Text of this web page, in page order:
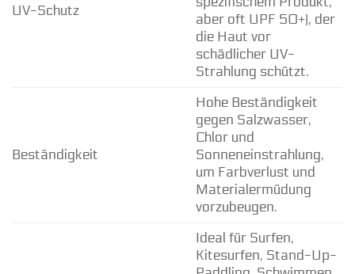
UV-Schutz
aber oft UPF 50+), der
die Haut vor
schädlicher UV-
Strahlung schützt.
Beständigkeit
Hohe Beständigkeit
gegen Salzwasser,
Chlor und
Sonneneinstrahlung,
um Farbverlust und
Materialermüdung
vorzubeugen.
Ideal für Surfen,
Kitesurfen, Stand-Up-